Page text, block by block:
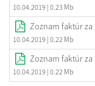
10.04.2019 | 0.23 Mb
Zoznam faktúr za
10.04.2019 | 0.22 Mb
Zoznam faktúr za
10.04.2019 | 0.22 Mb